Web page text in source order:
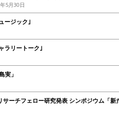
5月30日
ージック｣
ラリートーク｣
実」
ーチフェロー研究発表 シンポジウム「新